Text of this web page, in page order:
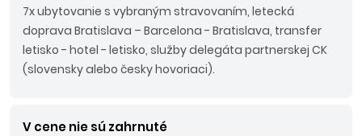
7x ubytovanie s vybraným stravovaním, letecká
doprava Bratislava – Barcelona - Bratislava, transfer
letisko - hotel - letisko, služby delegáta partnerskej CK
(slovensky alebo česky hovoriaci).
V cene nie sú zahrnuté